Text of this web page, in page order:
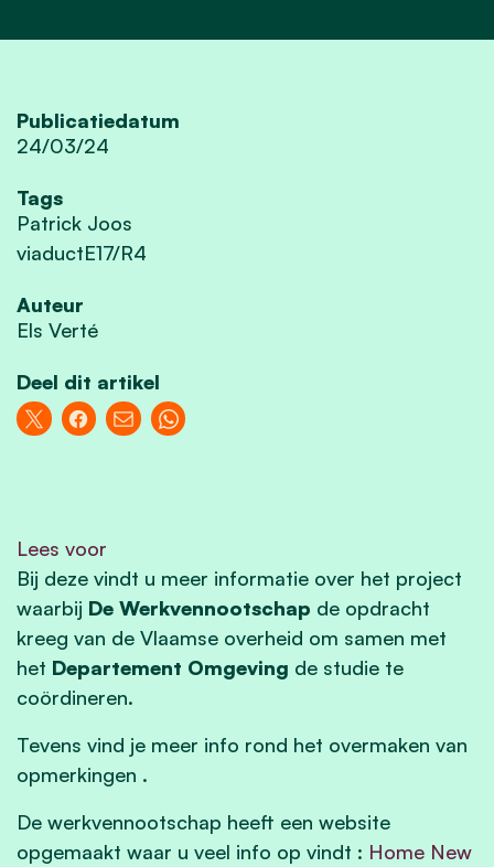
Publicatiedatum
24/03/24
Tags
Patrick Joos
viaductE17/R4
Auteur
Els Verté
Deel dit artikel
Lees voor
Bij deze vindt u meer informatie over het project
waarbij De Werkvennootschap de opdracht
kreeg van de Vlaamse overheid om samen met
het Departement Omgeving de studie te
coördineren.
Tevens vind je meer info rond het overmaken van
opmerkingen .
De werkvennootschap heeft een website
opgemaakt waar u veel info op vindt : Home New